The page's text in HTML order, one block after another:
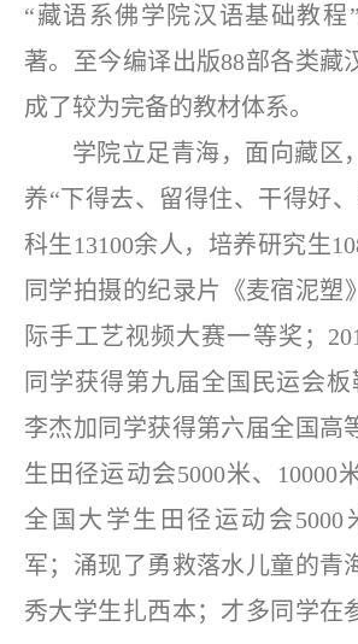
“藏语系佛学院汉语基础教程
著。至今编译出版88部各类藏
成了较为完备的教材体系。
学院立足青海，面向藏区
养“下得去、留得住、干得好
科生13100余人，培养研究生
同学拍摄的纪录片《麦宿泥塑
际手工艺视频大赛一等奖；
同学获得第九届全国民运会板
李杰加同学获得第六届全国高
生田径运动会5000米、10000
全国大学生田径运动会5000
军；涌现了勇救落水儿童的青
秀大学生扎西本；才多同学在